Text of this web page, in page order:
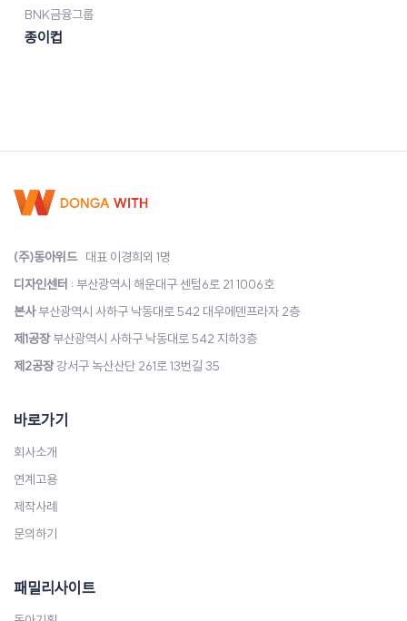
BNK금융그룹
종이컵
(주)동아위드대표 이경희외 1명
디자인센터 : 부산광역시 해운대구 센텀6로 21 1006호
본사부산광역시 사하구 낙동대로 542 대우에덴프라자 2층
제1공장부산광역시 사하구 낙동대로 542 지하3층
제2공장강서구 녹산산단 261로 13번길 35
바로가기
회사소개
연계고용
제작사례
문의하기
패밀리사이트